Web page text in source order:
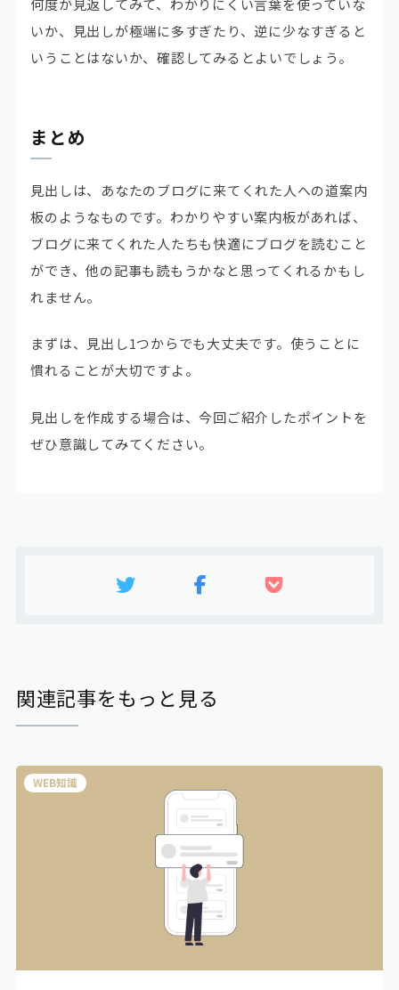
いか、見出しが極端に多すぎたり、逆に少なすぎると
いうことはないか、確認してみるとよいでしょう。
まとめ
見出しは、あなたのブログに来てくれた人への道案内
板のようなものです。わかりやすい案内板があれば、
ブログに来てくれた人たちも快適にブログを読むこと
ができ、他の記事も読もうかなと思ってくれるかもし
れません。
まずは、見出し1つからでも大丈夫です。使うことに
慣れることが大切ですよ。
見出しを作成する場合は、今回ご紹介したポイントを
ぜひ意識してみてください。
関連記事をもっと見る
WEB知識